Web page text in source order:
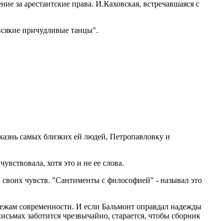
за арестантские права. И.Каховская, встречавшаяся с
причудливые танцы".
самых близких ей людей, Петропавловку и
хотя это и не ее слова.
чувств. "Сантименты с философией" - называл это
современности. И если Бальмонт оправдал надежды
заботится чрезвычайно, старается, чтобы сборник